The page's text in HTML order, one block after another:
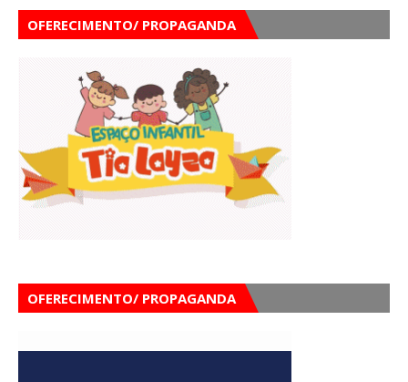
OFERECIMENTO/ PROPAGANDA
OFERECIMENTO/ PROPAGANDA